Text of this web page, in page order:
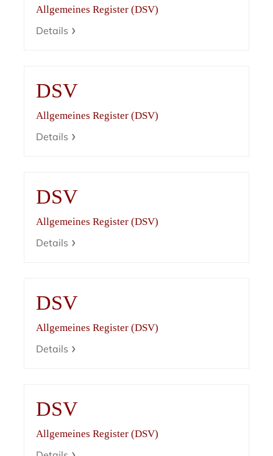
Allgemeines Register (DSV)
Details
DSV
Allgemeines Register (DSV)
Details
DSV
Allgemeines Register (DSV)
Details
DSV
Allgemeines Register (DSV)
Details
DSV
Allgemeines Register (DSV)